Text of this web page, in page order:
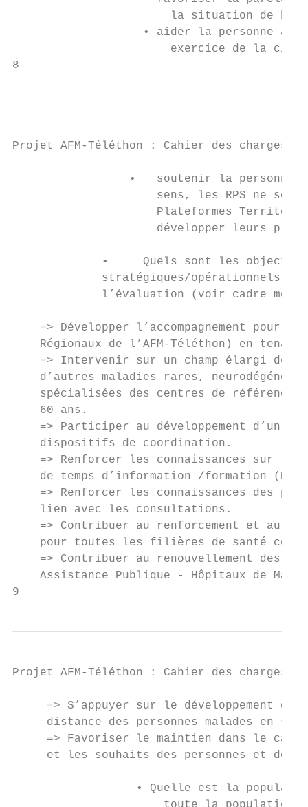
la situation de
• aider la personne à
exercice de la
8
Projet AFM-Téléthon : Cahier des charges -
•   soutenir la personne
sens, les RPS ne se
Plateformes
développer leurs
•     Quels sont les
stratégiques/opérationnels).
l’évaluation (voir cadre
=> Développer l’accompagnement pour
Régionaux de l’AFM-Téléthon) en
=> Intervenir sur un champ élargi de
d’autres maladies rares,
spécialisées des centres de
    60 ans.
=> Participer au développement d’un
    dispositifs de coordination.
=> Renforcer les connaissances sur
de temps d’information /formation
=> Renforcer les connaissances des
    lien avec les consultations.
=> Contribuer au renforcement et au
pour toutes les filières de santé
=> Contribuer au renouvellement des
Assistance Publique - Hôpitaux de
9
Projet AFM-Téléthon : Cahier des charges -
=> S’appuyer sur le développement de
distance des personnes malades en
=> Favoriser le maintien dans le
et les souhaits des personnes et de
• Quelle est la